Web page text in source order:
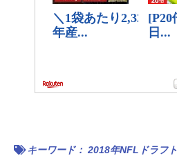
キーワード： 2018年NFLドラフト